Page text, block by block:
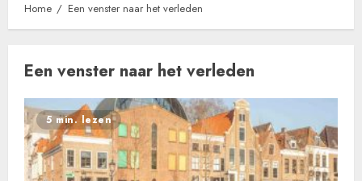
Home Een venster naar het verleden
Een venster naar het verleden
5 min. lezen